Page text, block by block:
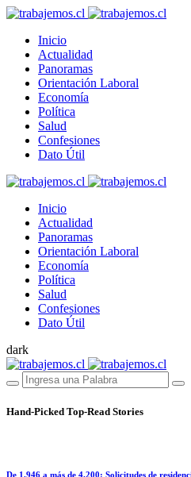
Inicio
Actualidad
Panoramas
Orientación Laboral
Economía
Política
Salud
Confesiones
Dato Útil
Inicio
Actualidad
Panoramas
Orientación Laboral
Economía
Política
Salud
Confesiones
Dato Útil
dark
Hand-Picked Top-Read Stories
De 1.946 a más de 4.200: Solicitudes de